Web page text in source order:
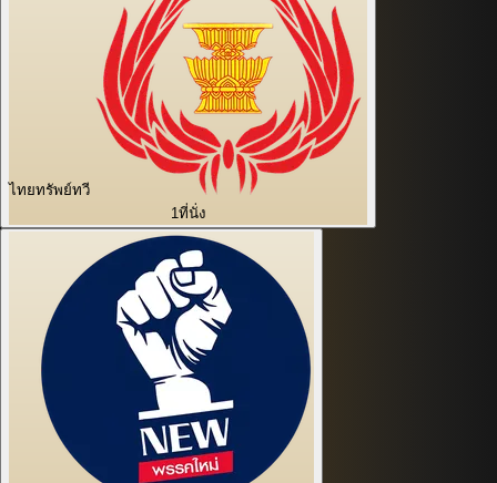
ไทยทรัพย์ทวี
1ที่นั่ง